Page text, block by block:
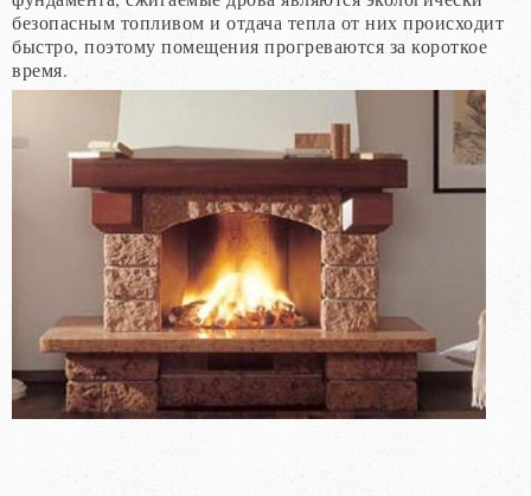
безопасным топливом и отдача тепла от них происходит
быстро, поэтому помещения прогреваются за короткое
время.